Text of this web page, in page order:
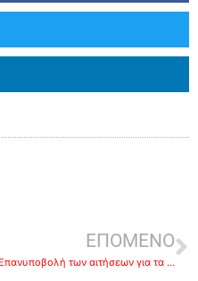
ΕΠΟΜΕΝΟ
Επανυποβολή των αιτήσεων για τα απογευματινά τμήματα στην Τουριστική Σχολή – ΙΕΚ Πελ/σου